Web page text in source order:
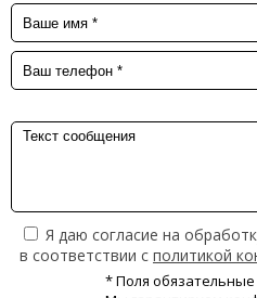
Я даю согласие на
в соответствии с политикой
* Поля